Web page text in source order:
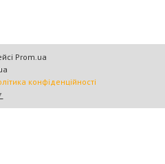
Prom.ua
конфіденційності